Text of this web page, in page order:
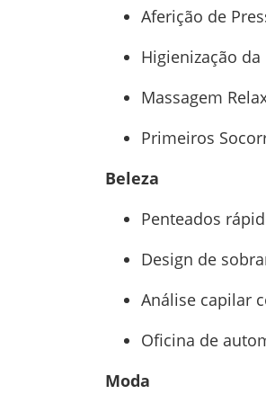
Aferição de
Higienização da
Massagem
Primeiros
Beleza
Penteados
Design de
Análise capilar
Oficina de
Moda